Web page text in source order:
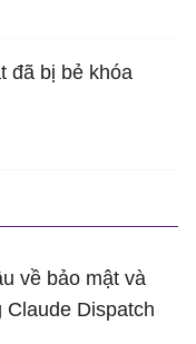
đã bị bẻ khóa
về bảo mật và
Dispatch